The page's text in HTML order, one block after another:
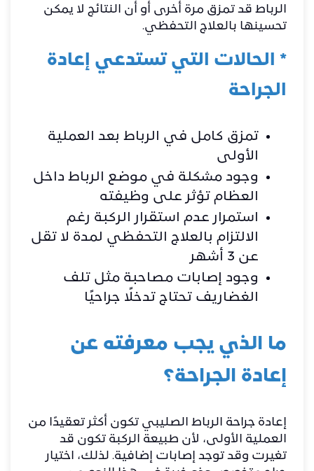
الرباط قد تمزق مرة أخرى أو أن النتائج لا يمكن
تحسينها بالعلاج التحفظي.
* الحالات التي تستدعي إعادة
الجراحة
تمزق كامل في الرباط بعد العملية
الأولى
وجود مشكلة في موضع الرباط داخل
العظام تؤثر على وظيفته
استمرار عدم استقرار الركبة رغم
الالتزام بالعلاج التحفظي لمدة لا تقل
عن 3 أشهر
وجود إصابات مصاحبة مثل تلف
الغضاريف تحتاج تدخلًا جراحيًا
ما الذي يجب معرفته عن
إعادة الجراحة؟
إعادة جراحة الرباط الصليبي تكون أكثر تعقيدًا من
العملية الأولى، لأن طبيعة الركبة تكون قد
تغيرت وقد توجد إصابات إضافية. لذلك، اختيار